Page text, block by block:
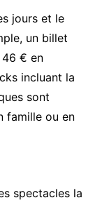
jours et le
un billet
46 € en
incluant la
sont
famille ou en
spectacles la